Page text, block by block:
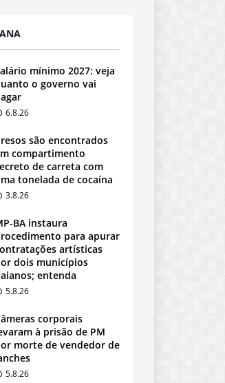
mínimo 2027: veja
o governo vai
6.8.26
são encontrados
compartimento
de carreta com
tonelada de cocaína
3.8.26
BA instaura
para apurar
artísticas
dois municípios
entenda
5.8.26
corporais
à prisão de PM
morte de vendedor de
5.8.26